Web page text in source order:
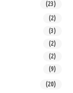
(23)
(2)
(3)
(2)
(2)
(9)
(20)